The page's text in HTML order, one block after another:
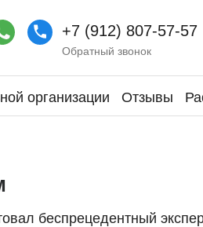
+7 (912) 807-57-57
Обратный звонок
организации Отзывы
беспрецедентный